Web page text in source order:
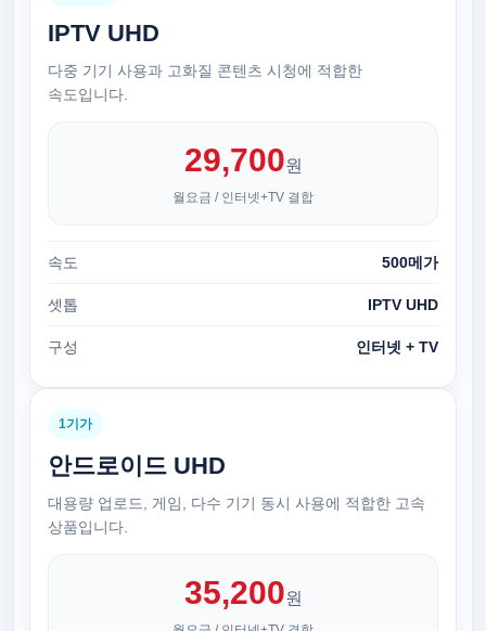
IPTV UHD
다중 기기 사용과 고화질 콘텐츠 시청에 적합한
속도입니다.
29,700원
월요금 / 인터넷+TV 결합
속도 500메가
셋톱 IPTV UHD
구성 인터넷 + TV
1기가
안드로이드 UHD
대용량 업로드, 게임, 다수 기기 동시 사용에 적합한 고속
상품입니다.
35,200원